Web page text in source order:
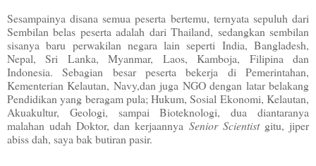
Sesampainya disana semua peserta bertemu, ternyata sepuluh dari
Sembilan belas peserta adalah dari Thailand, sedangkan sembilan
sisanya baru perwakilan negara lain seperti India, Bangladesh,
Nepal, Sri Lanka, Myanmar, Laos, Kamboja, Filipina dan
Indonesia. Sebagian besar peserta bekerja di Pemerintahan,
Kementerian Kelautan, Navy,dan juga NGO dengan latar belakang
Pendidikan yang beragam pula; Hukum, Sosial Ekonomi, Kelautan,
Akuakultur, Geologi, sampai Bioteknologi, dua diantaranya
malahan udah Doktor, dan kerjaannya Senior Scientistgitu, jiper
abiss dah, saya bak butiran pasir.